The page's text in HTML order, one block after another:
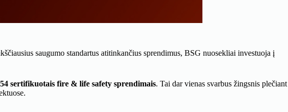
saugumo standartus atitinkančius sprendimus, BSG nuosekliai investuoja į
sertifikuotais fire & life safety sprendimais. Tai dar vienas svarbus žingsnis plečiant